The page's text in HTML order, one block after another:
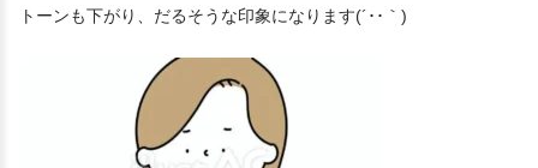
トーンも下がり、だるそうな印象になります(´･･｀)